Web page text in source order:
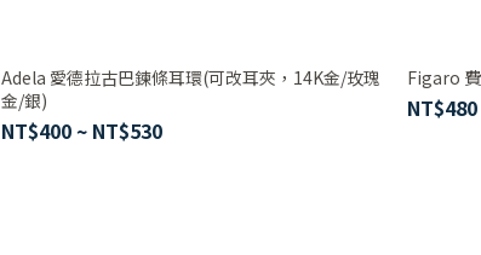
Adela 愛德拉古巴鍊條耳環(可改耳夾，14K金/玫瑰
金/銀)
NT$400 ~ NT$530
Figaro